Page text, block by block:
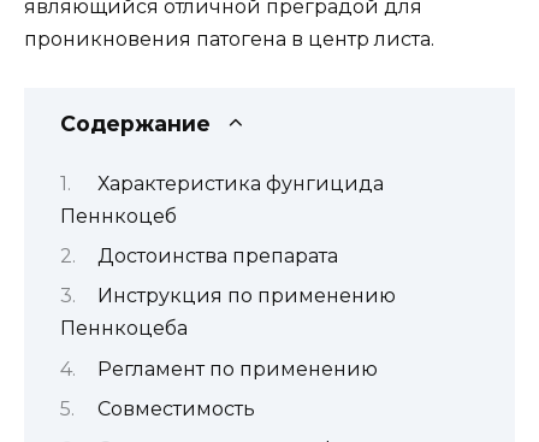
являющийся отличной преградой для
проникновения патогена в центр листа.
Содержание
Характеристика фунгицида
Пеннкоцеб
Достоинства препарата
Инструкция по применению
Пеннкоцеба
Регламент по применению
Совместимость